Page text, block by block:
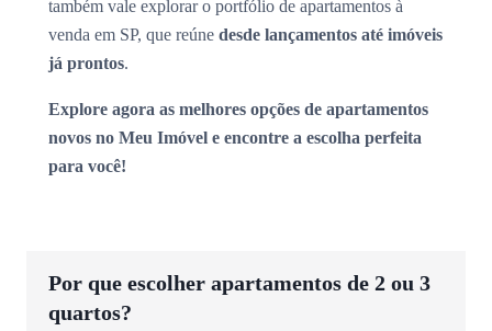
também vale explorar o portfólio de apartamentos à
venda em SP, que reúne desde lançamentos até imóveis
já prontos.
Explore agora as melhores opções de apartamentos
novos no Meu Imóvel e encontre a escolha perfeita
para você!
Por que escolher apartamentos de 2 ou 3
quartos?